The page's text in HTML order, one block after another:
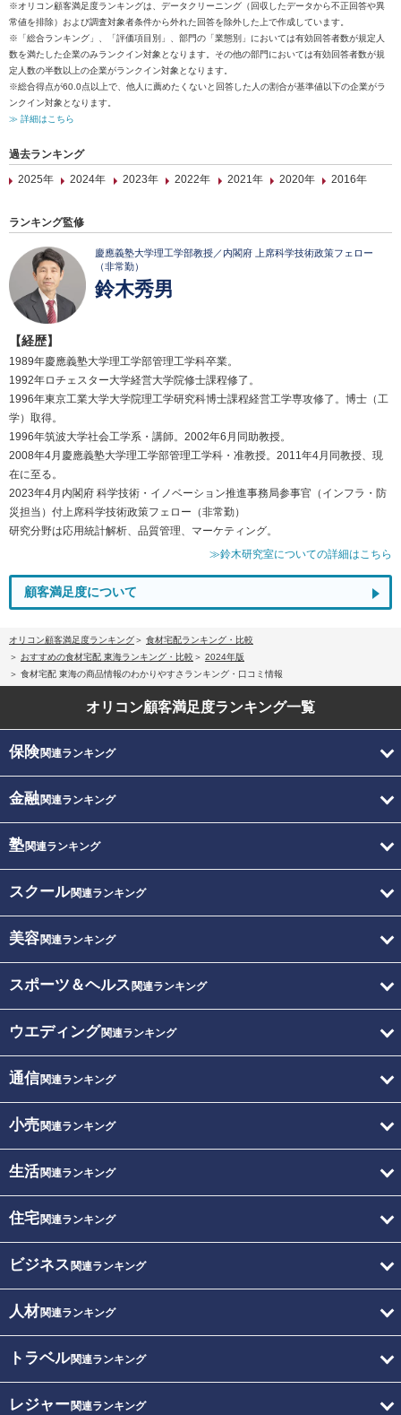
※オリコン顧客満足度ランキングは、データクリーニング（回収したデータから不正回答や異
常値を排除）および調査対象者条件から外れた回答を除外した上で作成しています。
※「総合ランキング」、「評価項目別」、部門の「業態別」においては有効回答者数が規定人
数を満たした企業のみランクイン対象となります。その他の部門においては有効回答者数が規
定人数の半数以上の企業がランクイン対象となります。
※総合得点が60.0点以上で、他人に薦めたくないと回答した人の割合が基準値以下の企業がラ
ンクイン対象となります。
≫ 詳細はこちら
過去ランキング
2025年
2024年 2023年 2022年 2021年 2020年 2016年
ランキング監修
慶應義塾大学理工学部教授／内閣府 上席科学技術政策フェロー
（非常勤）
鈴木秀男
【経歴】
1989年慶應義塾大学理工学部管理工学科卒業。
1992年ロチェスター大学経営大学院修士課程修了。
1996年東京工業大学大学院理工学研究科博士課程経営工学専攻修了。博士（工
学）取得。
1996年筑波大学社会工学系・講師。2002年6月同助教授。
2008年4月慶應義塾大学理工学部管理工学科・准教授。2011年4月同教授、現
在に至る。
2023年4月内閣府 科学技術・イノベーション推進事務局参事官（インフラ・防
災担当）付上席科学技術政策フェロー（非常勤）
研究分野は応用統計解析、品質管理、マーケティング。
≫鈴木研究室についての詳細はこちら
顧客満足度について
オリコン顧客満足度ランキング
食材宅配ランキング・比較
おすすめの食材宅配 東海ランキング・比較
2024年版
食材宅配 東海の商品情報のわかりやすさランキング・口コミ情報
オリコン顧客満足度ランキング一覧
保険関連ランキング
金融関連ランキング
塾関連ランキング
スクール関連ランキング
美容関連ランキング
スポーツ＆ヘルス 関連ランキング
ウエディング関連ランキング
通信関連ランキング
小売関連ランキング
生活関連ランキング
住宅関連ランキング
ビジネス 関連ランキング
人材関連ランキング
トラベル関連ランキング
レジャー関連ランキング